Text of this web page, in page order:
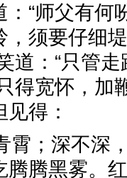
“师父有何
，须要仔细
道：“只管
得宽怀，加
但见得：
霄；深不深
腾腾黑雾。